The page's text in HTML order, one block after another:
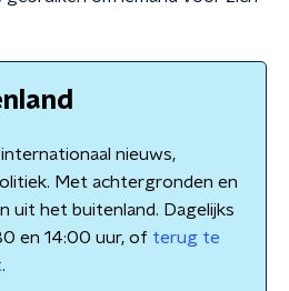
internationaal nieuws,
Met achtergronden en
uit het buitenland. Dagelijks
en 14:00 uur, of terug te
.